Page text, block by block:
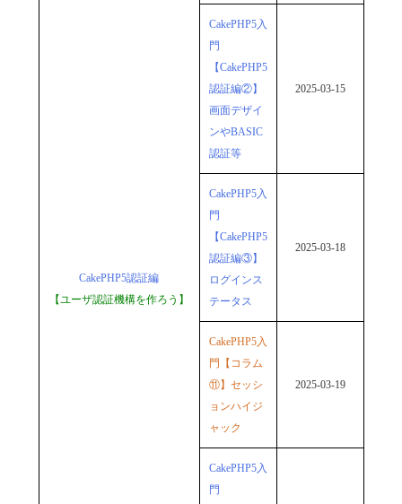
CakePHP5認証編
【ユーザ認証機構を作ろう】
CakePHP5入
門
【CakePHP5
認証編②】
画面デザイ
ンやBASIC
認証等
2025-03-15
CakePHP5入
門
【CakePHP5
認証編③】
ログインス
テータス
2025-03-18
CakePHP5入
門【コラム
⑪】セッシ
ョンハイジ
ャック
2025-03-19
CakePHP5入
門